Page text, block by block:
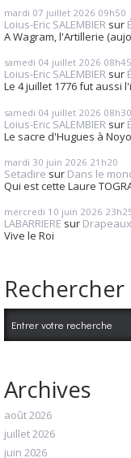
mardi 07 juillet 2026 09h50
Loius-Eric SALEMBIER sur
A Wagram, l'Artillerie
samedi 04 juillet 2026 08h45
Loius-Eric SALEMBIER sur
Le 4 juillet 1776 fut aussi
samedi 04 juillet 2026 08h30
Loius-Eric SALEMBIER sur
Le sacre d'Hugues à
mardi 30 juin 2026 21h20
Setadire sur Dans le
Qui est cette Laure
mercredi 10 juin 2026
LABARRIERE sur
Vive le Roi
Rechercher
Archives
août 2026
juillet 2026
juin 2026